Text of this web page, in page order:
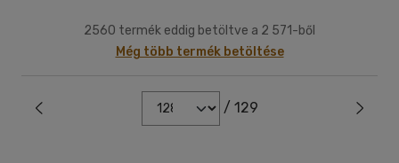
2560 termék eddig betöltve a 2 571-ből
Még több termék betöltése
/ 129